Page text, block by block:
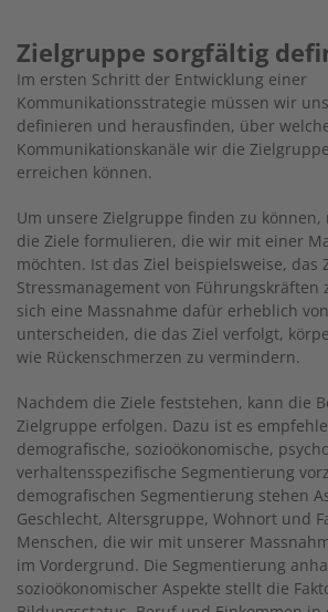
Zielgruppe sorgfältig
Im ersten Schritt der Entwicklung einer
Kommunikationsstrategie müssen wir
definieren und herausfinden, über
Kommunikationskanäle wir die
erreichen können.
Um unsere Zielgruppe finden zu
die Ziele formulieren, die wir mit einer
möchten. Ist das Ziel beispielsweise, das
Stressmanagement von Führungskräften
sich eine Massnahme dafür erheblich
unterscheiden, die das Ziel verfolgt,
wie Rückenschmerzen zu vermindern.
Nachdem die Ziele feststehen, kann die
Zielgruppe erfolgen. Dazu ist es
demografische, sozioökonomische,
verhaltensspezifische Segmentierung
demografischen Segmentierung stehen
Geschlecht, Altersgruppe, Wohnort und
Menschen, die wir mit unserer
im Vordergrund. Die Segmentierung
sozioökonomischer Aspekte stellt die